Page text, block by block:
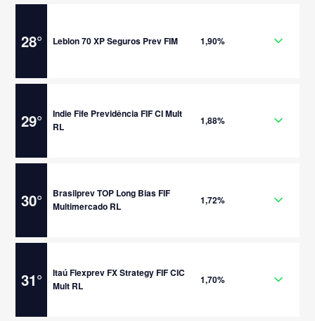
28° Leblon 70 XP Seguros Prev FIM 1,90%
29°
Indie Fife Previdência FIF CI Mult
RL
1,88%
30°
Brasilprev TOP Long Bias FIF
Multimercado RL
1,72%
31°
Itaú Flexprev FX Strategy FIF CIC
Mult RL
1,70%